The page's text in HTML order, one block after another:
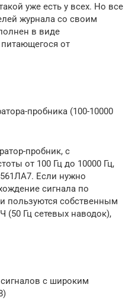
уже есть у всех. Но все
журнала со своим
в виде
от
пробника (100-10000
пробник, с
от 100 Гц до 10000 Гц,
Если нужно
сигнала по
пользуются собственным
(50 Гц сетевых наводок),
с широким